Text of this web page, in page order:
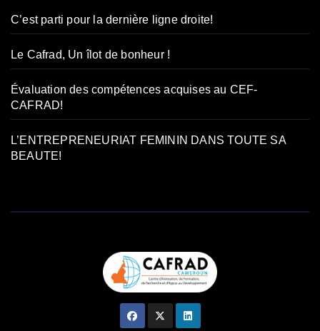
C’est parti pour la dernière ligne droite!
Le Cafrad, Un îlot de bonheur !
Évaluation des compétences acquises au CEF-
CAFRAD!
L’ENTREPRENEURIAT FEMININ DANS TOUTE SA
BEAUTE!